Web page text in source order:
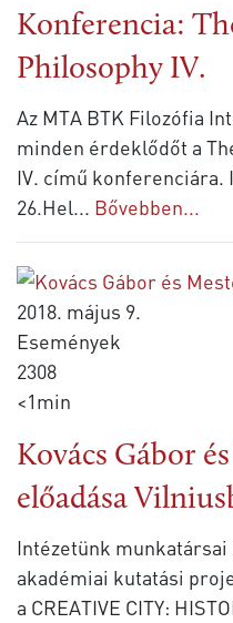
Konferencia:
Philosophy IV.
Az MTA BTK Filozófia
minden érdeklődőt a
IV. című konferenciára.
26.Hel... Bővebben...
2018. május 9.
Események
2308
<1min
Kovács Gábor
előadása
Intézetünk
akadémiai kutatási
a CREATIVE CITY: